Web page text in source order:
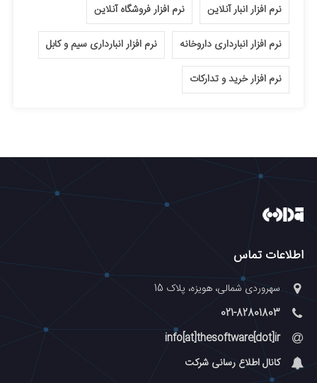
نرم افزار انبار آنلاین نرم افزار فروشگاه آنلاین
نرم افزار انبارداری داروخانه نرم افزار انبارداری سیم و کابل
نرم افزار خرید و تدارکات
اطلاعات تماس
سهروردی شمالی، هویزه، پلاک 15
021-82801803
info[at]thesoftware[dot]ir
کانال اطلاع رسانی شرکت